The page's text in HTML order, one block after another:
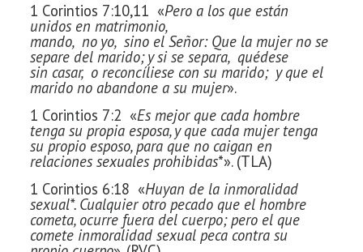
1 Corintios 7:10,11 «Pero a los que están
unidos en matrimonio,
mando, no yo, sino el Señor: Que la mujer no se
separe del marido; y si se separa, quédese
sin casar, o reconcíliese con su marido; y que el
marido no abandone a su mujer».
1 Corintios 7:2 «Esmejor que cada hombre
tenga su propia esposa, y que cada mujer tenga
su propioesposo, para que no caigan en
relaciones sexuales prohibidas*». (TLA)
1 Corintios 6:18 «Huyan de la inmoralidad
sexual*. Cualquier otro pecado que el hombre
cometa, ocurre fuera del cuerpo; pero el que
comete inmoralidad sexual peca contra su